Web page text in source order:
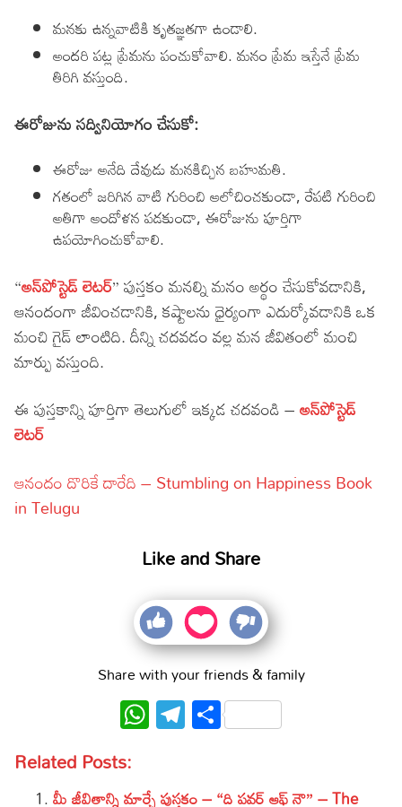
మనకు ఉన్నవాటికి కృతజ్ఞతగా ఉండాలి.
అందరి పట్ల ప్రేమను పంచుకోవాలి. మనం ప్రేమ ఇస్తేనే ప్రేమ
తిరిగి వస్తుంది.
ఈరోజును సద్వినియోగం చేసుకో:
ఈరోజు అనేది దేవుడు మనకిచ్చిన బహుమతి.
గతంలో జరిగిన వాటి గురించి ఆలోచించకుండా, రేపటి గురించి
అతిగా ఆందోళన పడకుండా, ఈరోజును పూర్తిగా
ఉపయోగించుకోవాలి.
“అన్‌పోస్టెడ్ లెటర్” పుస్తకం మనల్ని మనం అర్థం చేసుకోవడానికి,
ఆనందంగా జీవించడానికి, కష్టాలను ధైర్యంగా ఎదుర్కోవడానికి ఒక
మంచి గైడ్ లాంటిది. దీన్ని చదవడం వల్ల మన జీవితంలో మంచి
మార్పు వస్తుంది.
ఈ పుస్తకాన్ని పూర్తిగా తెలుగులో ఇక్కడ చదవండి –అన్‌పోస్టెడ్
లెటర్
ఆనందం దొరికే దారేది – Stumbling on Happiness Book
in Telugu
Like and Share
Share with your friends & family
WhatsApp
Telegram
Share
Related Posts:
మీ జీవితాన్ని మార్చే పుస్తకం – “ది పవర్ ఆఫ్ నౌ” – The